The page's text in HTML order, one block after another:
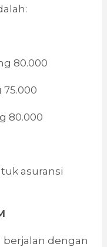
80.000
75.000
80.000
asuransi
berjalan dengan